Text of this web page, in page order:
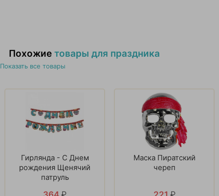
Похожие товары для праздника
Показать все товары
Гирлянда - С Днем
рождения Щенячий
патруль
Маска Пиратский
череп